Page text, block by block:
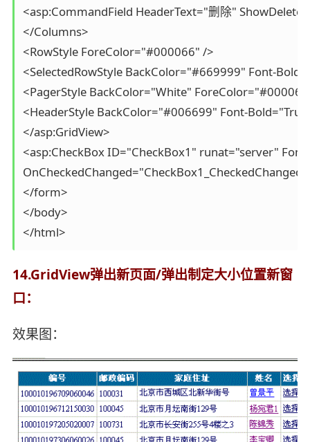
<asp:CommandField HeaderText="删除"
</Columns>
<RowStyle ForeColor="#000066" />
<SelectedRowStyle BackColor="#669999" Font-
<PagerStyle BackColor="White"
<HeaderStyle BackColor="#006699" Font-
</asp:GridView>
<asp:CheckBox ID="CheckBox1" runat="server"
</form>
</body>
</html>
14.GridView弹出新页面/弹出制定大小位置新窗
口：
效果图：